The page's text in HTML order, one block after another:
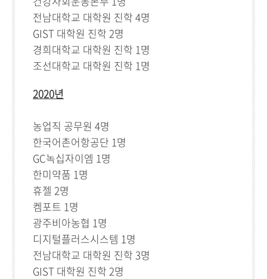
전남대학교 대학원 진학 4명
GIST 대학원 진학 2명
경희대학교 대학원 진학 1명
조선대학교 대학원 진학 1명
2020년
농업직 공무원 4명
한국어촌어항공단 1명
GC녹십자이엠 1명
한미약품 1명
휴젤 2명
켐포트 1명
광주비아농협 1명
디지털플러스시스템 1명
전남대학교 대학원 진학 3명
GIST 대학원 진학 2명